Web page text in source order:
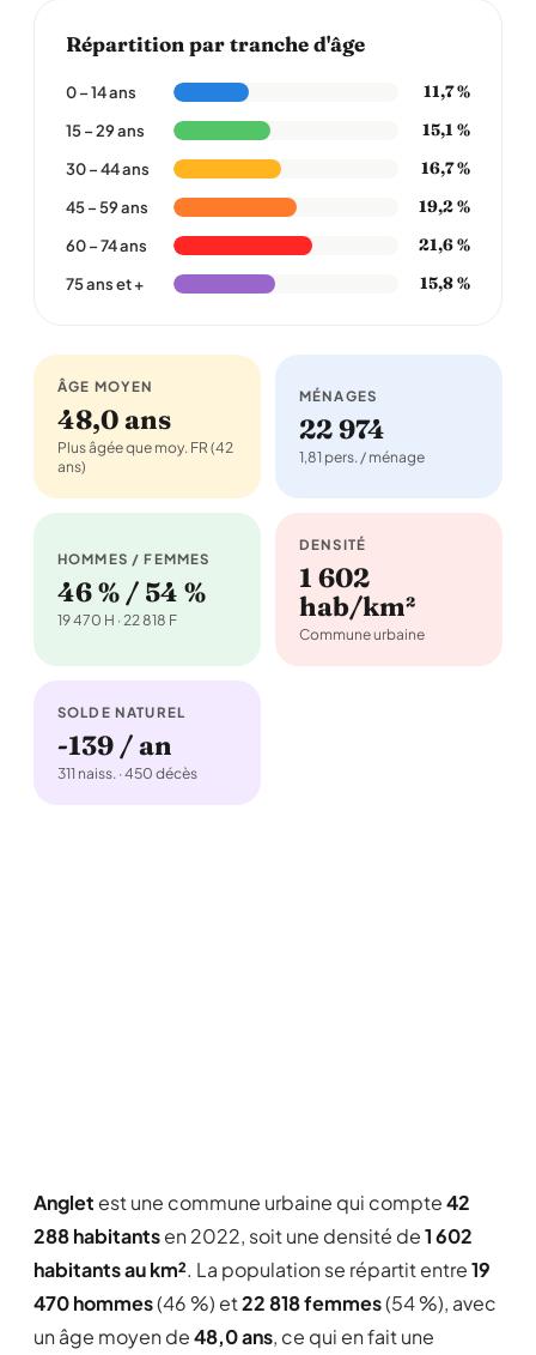
Répartition par tranche d'âge
0 – 14 ans 11,7 %
15 – 29 ans 15,1 %
30 – 44 ans 16,7 %
45 – 59 ans 19,2 %
60 – 74 ans 21,6 %
75 ans et + 15,8 %
ÂGE MOYEN
48,0 ans
Plus âgée que moy. FR (42
ans)
MÉNAGES
22 974
1,81 pers. / ménage
HOMMES / FEMMES
46 % / 54 %
19 470 H · 22 818 F
DENSITÉ
1 602
hab/km²
Commune urbaine
SOLDE NATUREL
-139 / an
311 naiss. · 450 décès
Anglet est une commune urbaine qui compte42
288 habitantsen 2022, soit une densité de1 602
habitants au km². La population se répartit entre19
470 hommes(46 %) et22 818 femmes(54 %), avec
un âge moyen de48,0 ans, ce qui en fait une